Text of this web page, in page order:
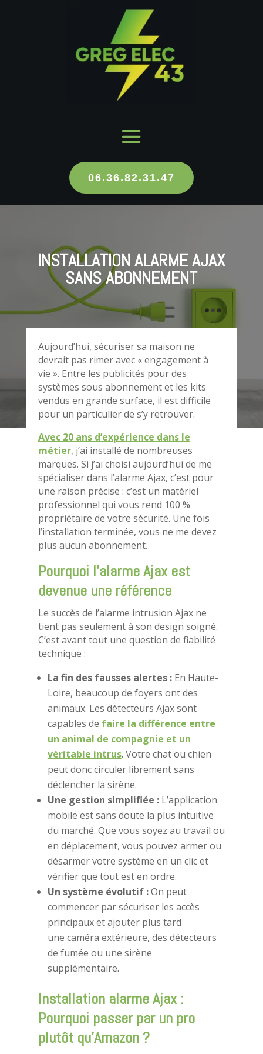
06.36.82.31.47
INSTALLATION ALARME AJAX
SANS ABONNEMENT
Aujourd’hui, sécuriser sa maison ne
devrait pas rimer avec « engagement à
vie ». Entre les publicités pour des
systèmes sous abonnement et les kits
vendus en grande surface, il est difficile
pour un particulier de s’y retrouver.
Avec 20 ans d’expérience dans le
métier, j’ai installé de nombreuses
marques. Si j’ai choisi aujourd’hui de me
spécialiser dans l’alarme Ajax, c’est pour
une raison précise : c’est un matériel
professionnel qui vous rend 100 %
propriétaire de votre sécurité. Une fois
l’installation terminée, vous ne me devez
plus aucun abonnement.
Pourquoi l’alarme Ajax est
devenue une référence
Le succès de l’alarme intrusion Ajax ne
tient pas seulement à son design soigné.
C’est avant tout une question de fiabilité
technique :
La fin des fausses alertes : En Haute-
Loire, beaucoup de foyers ont des
animaux. Les détecteurs Ajax sont
capables de faire la différence entre
un animal de compagnie et un
véritable intrus. Votre chat ou chien
peut donc circuler librement sans
déclencher la sirène.
Une gestion simplifiée : L’application
mobile est sans doute la plus intuitive
du marché. Que vous soyez au travail ou
en déplacement, vous pouvez armer ou
désarmer votre système en un clic et
vérifier que tout est en ordre.
Un système évolutif :On peut
commencer par sécuriser les accès
principaux et ajouter plus tard
une caméra extérieure, des détecteurs
de fumée ou une sirène
supplémentaire.
Installation alarme Ajax :
Pourquoi passer par un pro
plutôt qu’Amazon ?